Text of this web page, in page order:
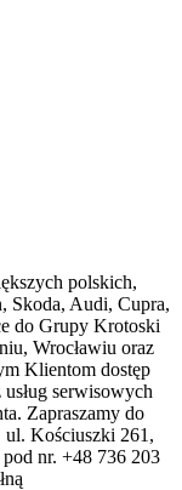
polskich,
Skoda, Audi, Cupra,
do Grupy Krotoski
Wrocławiu oraz
Klientom dostęp
serwisowych
Zapraszamy do
Kościuszki 261,
nr. +48 736 203